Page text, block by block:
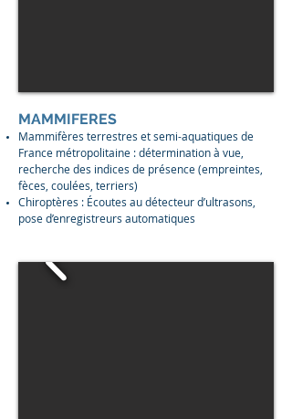
MAMMIFERES
Mammifères terrestres et semi-aquatiques de
France métropolitaine : détermination à vue,
recherche des indices de présence (empreintes,
fèces, coulées, terriers)
Chiroptères : Écoutes au détecteur d’ultrasons,
pose d’enregistreurs automatiques